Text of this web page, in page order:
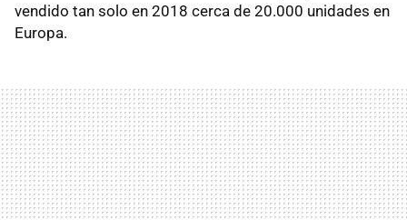
vendido tan solo en 2018 cerca de 20.000 unidades en
Europa.